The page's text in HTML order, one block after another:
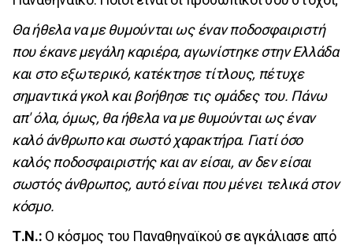
Θα ήθελα να με θυμούνται ως έναν ποδοσφαιριστή
που έκανε μεγάλη καριέρα, αγωνίστηκε στην Ελλάδα
και στο εξωτερικό, κατέκτησε τίτλους, πέτυχε
σημαντικά γκολ και βοήθησε τις ομάδες του. Πάνω
απ' όλα, όμως, θα ήθελα να με θυμούνται ως έναν
καλό άνθρωπο και σωστό χαρακτήρα. Γιατί όσο
καλός ποδοσφαιριστής και αν είσαι, αν δεν είσαι
σωστός άνθρωπος, αυτό είναι που μένει τελικά στον
κόσμο.
Τ.Ν.: Ο κόσμος του Παναθηναϊκού σε αγκάλιασε από